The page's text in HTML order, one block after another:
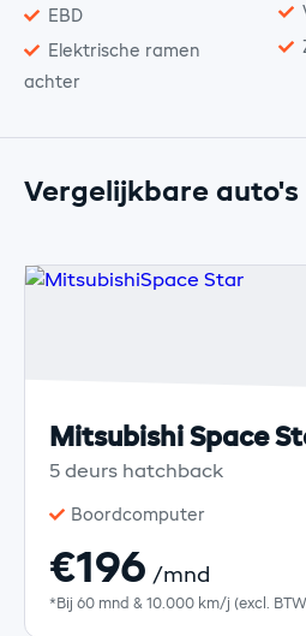
EBD
Elektrische ramen
achter
Vergelijkbare auto's
Mitsubishi Space
5 deurs hatchback
Boordcomputer
€196 /mnd
*Bij 60 mnd & 10.000 km/j (excl.